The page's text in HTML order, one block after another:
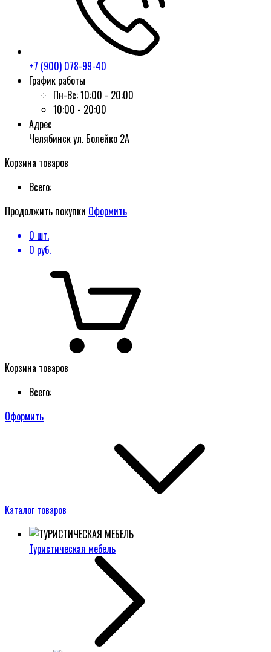
+7 (900) 078-99-40
График работы
Пн-Вс:10:00 - 20:00
10:00 - 20:00
Адрес
Челябинск ул. Болейко 2А
Корзина товаров
Всего:
Продолжить покупки Оформить
0 шт.
0 руб.
Корзина товаров
Всего:
Оформить
Каталог товаров
Туристическая мебель